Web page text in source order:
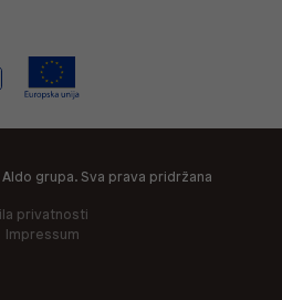
grupa. Sva prava pridržana
privatnosti
Impressum